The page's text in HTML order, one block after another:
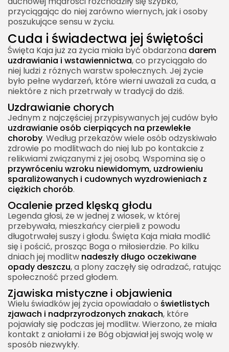
przyciągając do niej zarówno wiernych, jak i osoby
poszukujące sensu w życiu.
Cuda i świadectwa jej świętości
Święta Kaja już za życia miała być obdarzona darem
uzdrawiania i wstawiennictwa, co przyciągało do
niej ludzi z różnych warstw społecznych. Jej życie
było pełne wydarzeń, które wierni uważali za cuda, a
niektóre z nich przetrwały w tradycji do dziś.
Uzdrawianie chorych
Jednym z najczęściej przypisywanych jej cudów było
uzdrawianie osób cierpiących na przewlekłe
choroby. Według przekazów wiele osób odzyskiwało
zdrowie po modlitwach do niej lub po kontakcie z
relikwiami związanymi z jej osobą. Wspomina się o
przywróceniu wzroku niewidomym, uzdrowieniu
sparaliżowanych i cudownych wyzdrowieniach z
ciężkich chorób.
Ocalenie przed klęską głodu
Legenda głosi, że w jednej z wiosek, w której
przebywała, mieszkańcy cierpieli z powodu
długotrwałej suszy i głodu. Święta Kaja miała modlić
się i pościć, prosząc Boga o miłosierdzie. Po kilku
dniach jej modlitw nadeszły długo oczekiwane
opady deszczu, a plony zaczęły się odradzać, ratując
społeczność przed głodem.
Zjawiska mistyczne i objawienia
Wielu świadków jej życia opowiadało o świetlistych
zjawach i nadprzyrodzonych znakach, które
pojawiały się podczas jej modlitw. Wierzono, że miała
kontakt z aniołami i że Bóg objawiał jej swoją wolę w
sposób niezwykły.